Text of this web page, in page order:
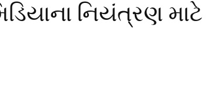
નિયંત્રણ માટે